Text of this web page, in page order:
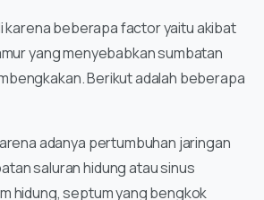
karena beberapa factor yaitu akibat
yang menyebabkan sumbatan
Berikut adalah beberapa
adanya pertumbuhan jaringan
saluran hidung atau sinus
hidung, septum yang bengkok